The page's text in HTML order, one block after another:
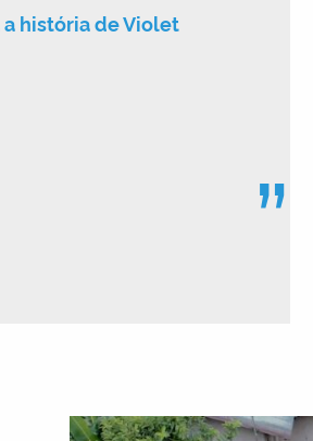
a história de Violet
”